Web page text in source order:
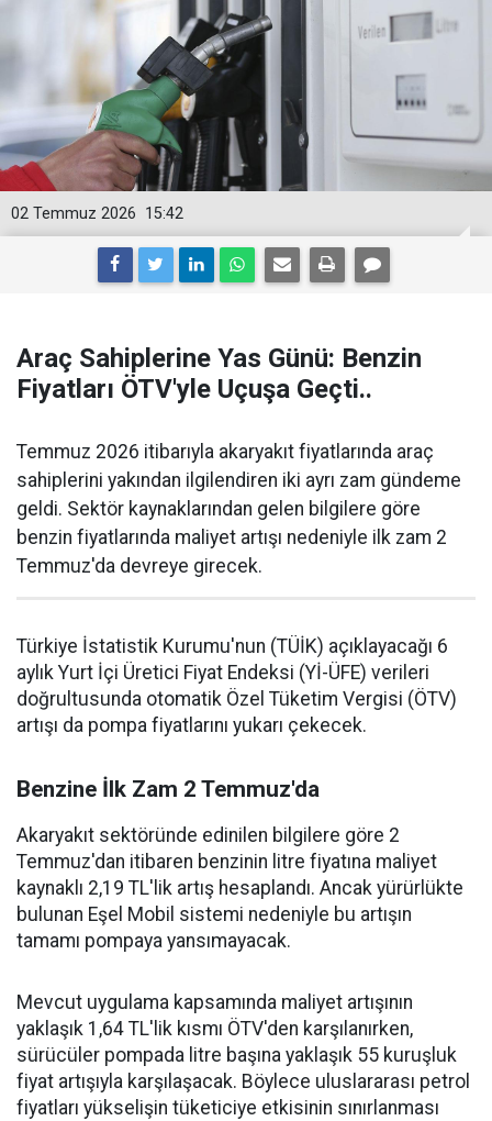
15:42
02 Temmuz 2026
Araç Sahiplerine Yas Günü: Benzin
Fiyatları ÖTV'yle Uçuşa Geçti..
Temmuz 2026 itibarıyla akaryakıt fiyatlarında araç
sahiplerini yakından ilgilendiren iki ayrı zam gündeme
geldi. Sektör kaynaklarından gelen bilgilere göre
benzin fiyatlarında maliyet artışı nedeniyle ilk zam 2
Temmuz'da devreye girecek.
Türkiye İstatistik Kurumu'nun (TÜİK) açıklayacağı 6
aylık Yurt İçi Üretici Fiyat Endeksi (Yİ-ÜFE) verileri
doğrultusunda otomatik Özel Tüketim Vergisi (ÖTV)
artışı da pompa fiyatlarını yukarı çekecek.
Benzine İlk Zam 2 Temmuz'da
Akaryakıt sektöründe edinilen bilgilere göre 2
Temmuz'dan itibaren benzinin litre fiyatına maliyet
kaynaklı 2,19 TL'lik artış hesaplandı. Ancak yürürlükte
bulunan Eşel Mobil sistemi nedeniyle bu artışın
tamamı pompaya yansımayacak.
Mevcut uygulama kapsamında maliyet artışının
yaklaşık 1,64 TL'lik kısmı ÖTV'den karşılanırken,
sürücüler pompada litre başına yaklaşık 55 kuruşluk
fiyat artışıyla karşılaşacak. Böylece uluslararası petrol
fiyatları yükselişin tüketiciye etkisinin sınırlanması